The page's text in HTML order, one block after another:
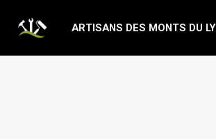
ARTISANS DES MONTS DU